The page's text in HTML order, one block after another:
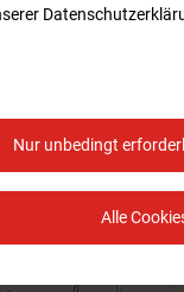
Nur unbedingt
Alle